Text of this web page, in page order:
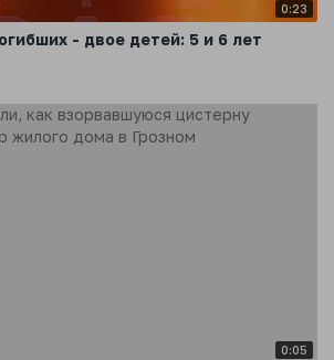
0:23
- двое детей: 5 и 6 лет
0:05